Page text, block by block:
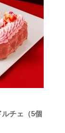
チェ（5個